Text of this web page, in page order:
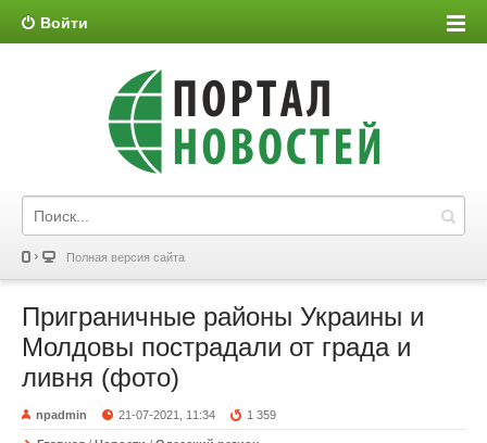
Войти
Полная версия сайта
Приграничные районы Украины и
Молдовы пострадали от града и
ливня (фото)
npadmin 21-07-2021, 11:34 1 359